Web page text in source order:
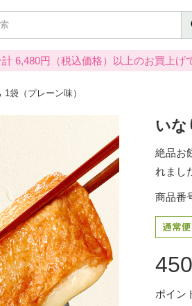
6,480円（税込価格）以上のお買上
袋（プレーン味）
いな
絶品お
れまし
商品番
450
ポイン